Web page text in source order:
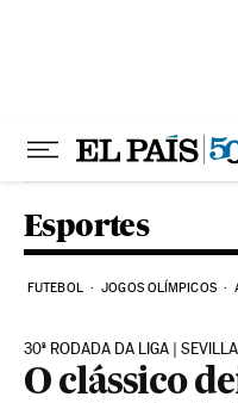
Esportes
FUTEBOL JOGOS OLÍMPICOS
30ª RODADA DA LIGA |
O clássico